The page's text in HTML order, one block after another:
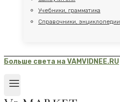
Учебники, грамматика
Справочники, энциклопедии
Больше света на VAMVIDNEE.RU